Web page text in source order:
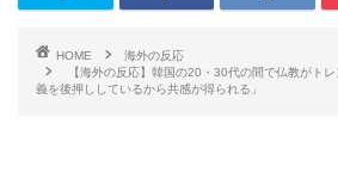
HOME
海外の反応
【海外の反応】韓国の20・30代の間で仏教がト
義を後押ししているから共感が得られる」